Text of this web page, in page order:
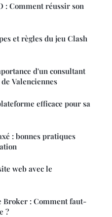
: Comment réussir son
et règles du jeu Clash
d'un consultant
Valenciennes
efficace pour sa
: bonnes pratiques
web avec le
Broker : Comment faut-
?